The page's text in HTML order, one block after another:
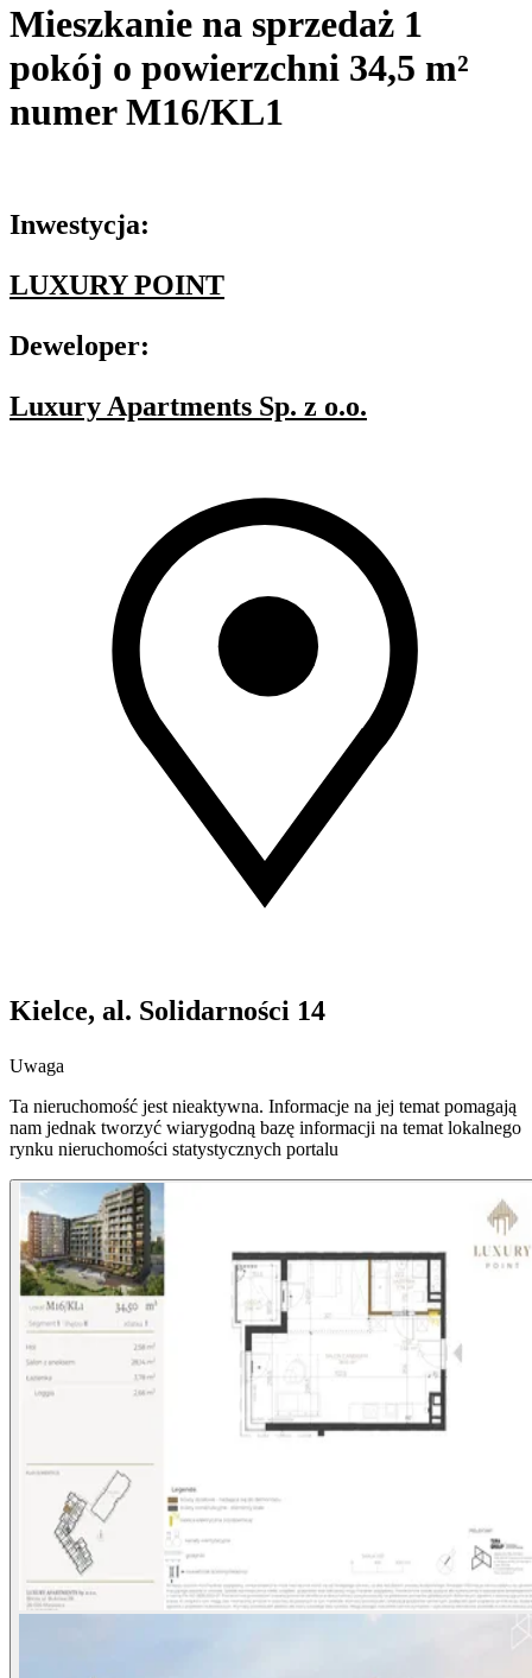
Mieszkanie na sprzedaż 1
pokój o powierzchni 34,5 m²
numer M16/KL1
Inwestycja:
LUXURY POINT
Deweloper:
Luxury Apartments Sp. z o.o.
Kielce, al. Solidarności 14
Uwaga
Ta nieruchomość jest nieaktywna. Informacje na jej temat pomagają
nam jednak tworzyć wiarygodną bazę informacji na temat lokalnego
rynku nieruchomości statystycznych portalu